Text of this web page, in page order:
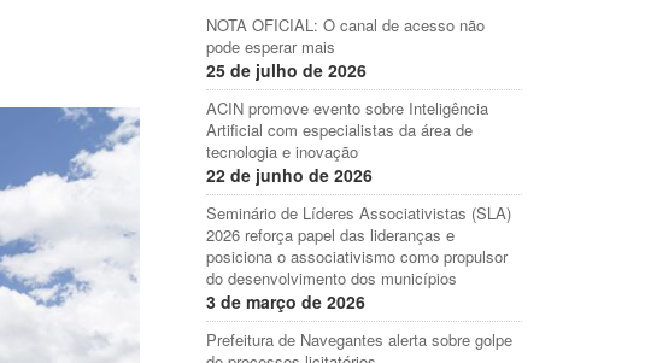
NOTA OFICIAL: O canal de acesso não
pode esperar mais
25 de julho de 2026
ACIN promove evento sobre Inteligência
Artificial com especialistas da área de
tecnologia e inovação
22 de junho de 2026
Seminário de Líderes Associativistas (SLA)
2026 reforça papel das lideranças e
posiciona o associativismo como propulsor
do desenvolvimento dos municípios
3 de março de 2026
Prefeitura de Navegantes alerta sobre golpe